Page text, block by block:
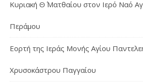
Κυριακή Θ΄ Ματθαίου στον Ιερό Ναό
Περάμου
Εορτή της Ιεράς Μονής Αγίου
Χρυσοκάστρου Παγγαίου